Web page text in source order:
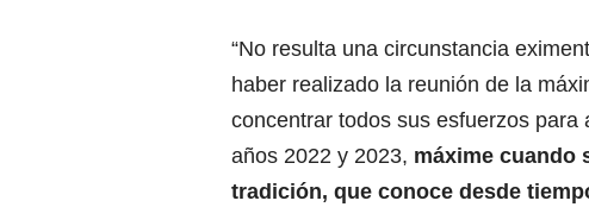
“No resulta una circunstancia
haber realizado la reunión de la
concentrar todos sus esfuerzos
años 2022 y 2023, máxime cuando
tradición, que conoce desde